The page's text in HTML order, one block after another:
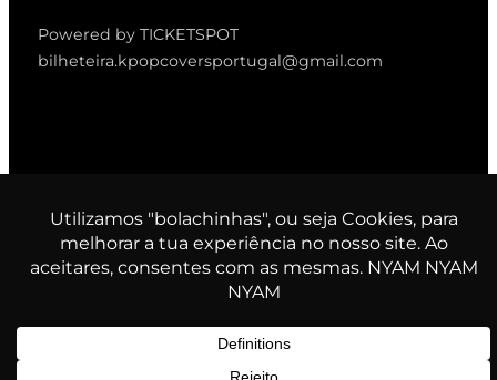
Powered by TICKETSPOT
bilheteira.kpopcoversportugal@gmail.com
© K-Pop Covers Portugal. All